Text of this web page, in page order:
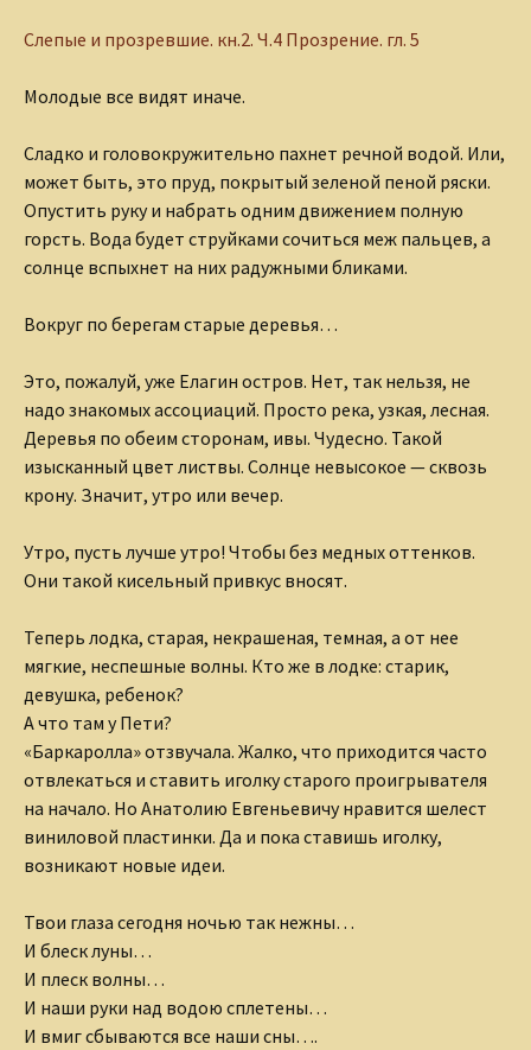
Слепые и прозревшие. кн.2. Ч.4 Прозрение. гл. 5
Молодые все видят иначе.
Сладко и головокружительно пахнет речной водой. Или,
может быть, это пруд, покрытый зеленой пеной ряски.
Опустить руку и набрать одним движением полную
горсть. Вода будет струйками сочиться меж пальцев, а
солнце вспыхнет на них радужными бликами.
Вокруг по берегам старые деревья…
Это, пожалуй, уже Елагин остров. Нет, так нельзя, не
надо знакомых ассоциаций. Просто река, узкая, лесная.
Деревья по обеим сторонам, ивы. Чудесно. Такой
изысканный цвет листвы. Солнце невысокое — сквозь
крону. Значит, утро или вечер.
Утро, пусть лучше утро! Чтобы без медных оттенков.
Они такой кисельный привкус вносят.
Теперь лодка, старая, некрашеная, темная, а от нее
мягкие, неспешные волны. Кто же в лодке: старик,
девушка, ребенок?
А что там у Пети?
«Баркаролла» отзвучала. Жалко, что приходится часто
отвлекаться и ставить иголку старого проигрывателя
на начало. Но Анатолию Евгеньевичу нравится шелест
виниловой пластинки. Да и пока ставишь иголку,
возникают новые идеи.
Твои глаза сегодня ночью так нежны…
И блеск луны…
И плеск волны…
И наши руки над водою сплетены…
И вмиг сбываются все наши сны….